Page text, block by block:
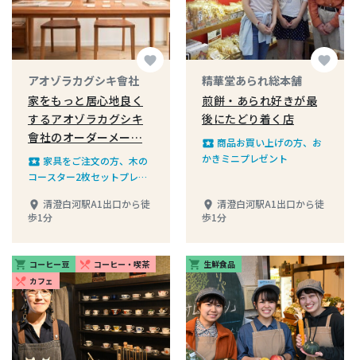
favorite
アオゾラカグシキ會社
家をもっと居心地良く
するアオゾラカグシキ
會社のオーダーメー…
local_play 家具をご注文の方、木の
コースター2枚セットプレゼ
place 清澄白河駅A1出口から徒
歩1分
favorite
精華堂あられ総本舗
煎餅・あられ好きが最
後にたどり着く店
local_play 商品お買い上げの方、お
かきミニプレゼント
place 清澄白河駅A1出口から徒
歩1分
shopping_cart コーヒー豆 restaurant_menu コーヒー・喫茶
restaurant_menu カフェ
shopping_cart 生鮮食品